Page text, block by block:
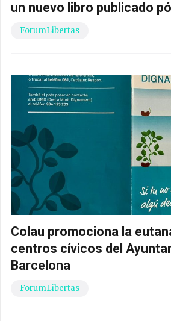
un nuevo libro publicado
ForumLibertas
Colau promociona la
centros cívicos del
Barcelona
ForumLibertas